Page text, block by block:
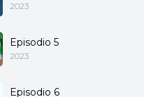
2023
Episodio 5
2023
Episodio 6